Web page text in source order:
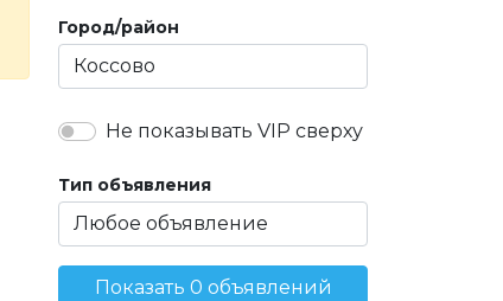
Город/район
Не показывать VIP сверху
Тип объявления
Показать 0 объявлений